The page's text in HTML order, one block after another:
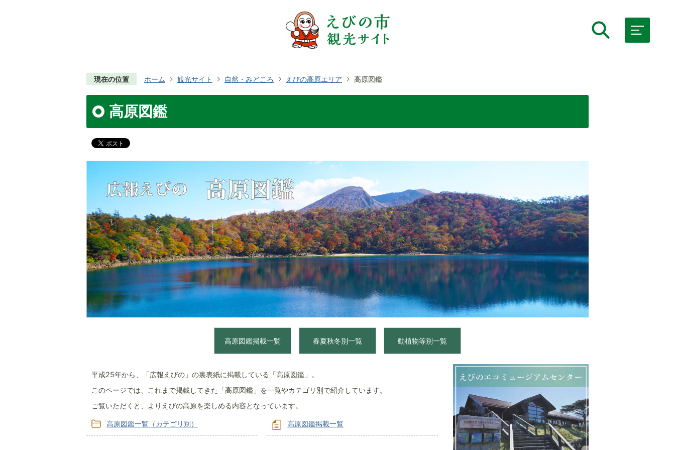
現在の位置 ホーム 観光サイト 自然・みどころ えびの高原エリア 高原図鑑
高原図鑑
高原図鑑掲載一覧 春夏秋冬別一覧 動植物等別一覧
平成25年から、「広報えびの」の裏表紙に掲載している「高原図鑑」。
このページでは、これまで掲載してきた「高原図鑑」を一覧やカテゴリ別で紹介しています。
ご覧いただくと、よりえびの高原を楽しめる内容となっています。
高原図鑑一覧（カテゴリ別） 高原図鑑掲載一覧